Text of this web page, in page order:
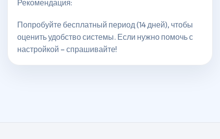
Рекомендация:
Попробуйте бесплатный период (14 дней), чтобы
оценить удобство системы. Если нужно помочь с
настройкой – спрашивайте!